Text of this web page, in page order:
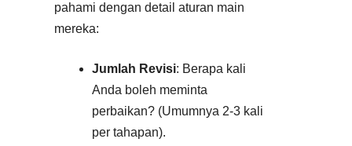
pahami dengan detail aturan main
mereka:
Jumlah Revisi: Berapa kali
Anda boleh meminta
perbaikan? (Umumnya 2-3 kali
per tahapan).